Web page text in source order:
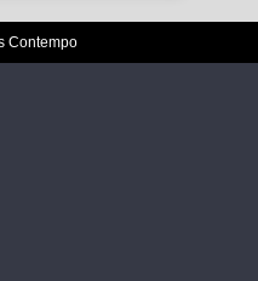
Contempo